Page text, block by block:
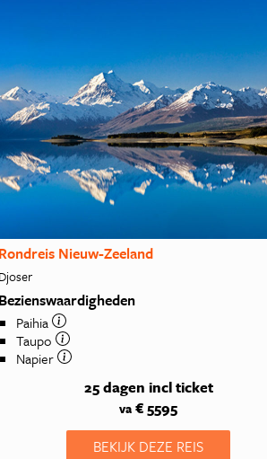
Rondreis Nieuw-Zeeland
Djoser
Bezienswaardigheden
Paihia
Taupo
Napier
25 dagen incl ticket
va € 5595
BEKIJK DEZE REIS